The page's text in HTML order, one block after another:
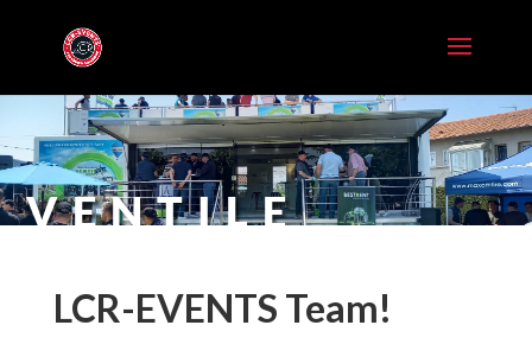
VENTILE
LCR-EVENTS Team!